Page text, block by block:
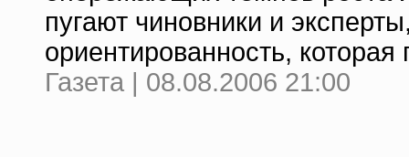
пугают чиновники и
ориентированность,
Газета | 08.08.2006 21:00